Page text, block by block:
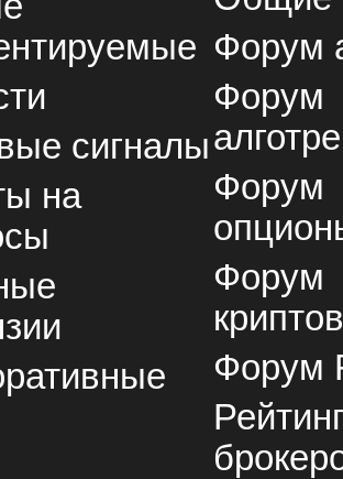
сигналы
на
Форум
Форум
Форум
Форум
Форум